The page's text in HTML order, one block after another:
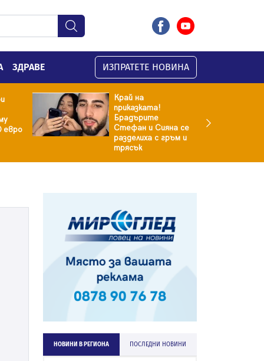
ЗДРАВЕ ИЗПРАТЕТЕ НОВИНА
евро
Край на
приказката!
Брадърите
Стефан и Сияна се
разделиха с гръм и
трясък
НОВИНИ В РЕГИОНА ПОСЛЕДНИ НОВИНИ